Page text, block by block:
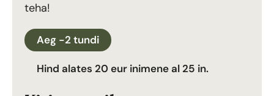
teha!
Aeg -2 tundi
Hind alates 20 eur inimene al 25 in.